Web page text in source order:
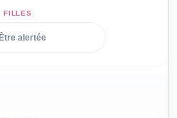
Être alertée